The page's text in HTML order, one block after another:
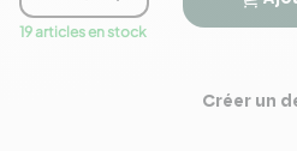
19 articles en stock
Créer un